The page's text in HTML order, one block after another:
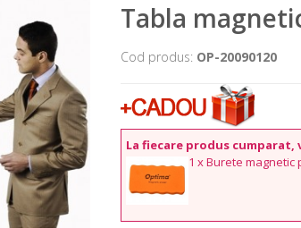
Tabla
Cod produs: OP-20090120
La fiecare produs cumparat,
1 x Burete